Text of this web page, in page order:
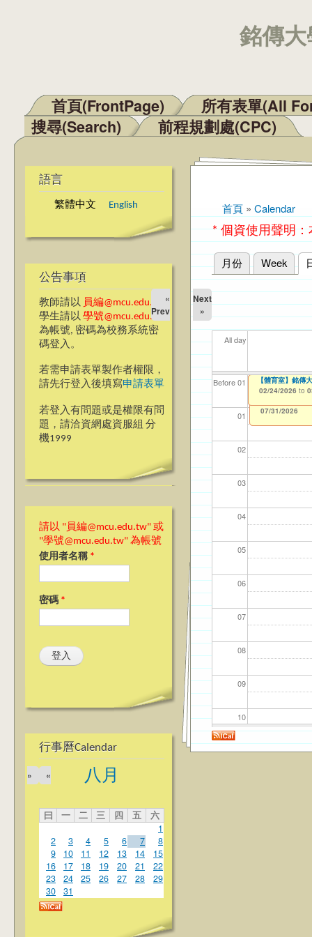
銘傳
主選單
首頁(FrontPage)
所有表單(All
搜尋(Search)
前程規劃處(CPC)
語言
繁體中文 English
公告事項
教師請以 員編@mcu.edu.tw
學生請以 學號@mcu.edu.tw
為帳號, 密碼為校務系統密
碼登入。
若需申請表單製作者權限，
請先行登入後填寫申請表單
若登入有問題或是權限有問
題，請洽資網處資服組 分
機1999
請以 "員編@mcu.edu.tw" 或
"學號@mcu.edu.tw" 為帳號
使用者名稱 *
密碼 *
行事曆Calendar
八月
«
»
曰 一 二 三 四 五
六
1
2
3 4 5 6 7
8
9
10 11 12 13 14
15
16
17 18 19 20 21
22
23
24 25 26 27 28
29
30
31
您在這裡
首頁 » Calendar
* 個資使用聲明
主要索引標籤
月份 Week
«
Prev
Next
»
All day
Before 01
01
02
03
04
05
06
07
08
09
10
11
【資網處】
整合系統～表單
12/31/2027
【財務處】工讀
11/12/2021 to
【財務處】漏打
錄
07/31/2027
114學年度前程
表(服務學習教師
07/31/2026
114
02/
114
03/
【學
07/
教務
11/
商品
11/
114
02/
＊＊69週年校
12/01/2025 to
CDC【
02/24/2026 to
CDC【Taipei
02/24/2026 to
【體育室】銘傳
02/24/2026 to